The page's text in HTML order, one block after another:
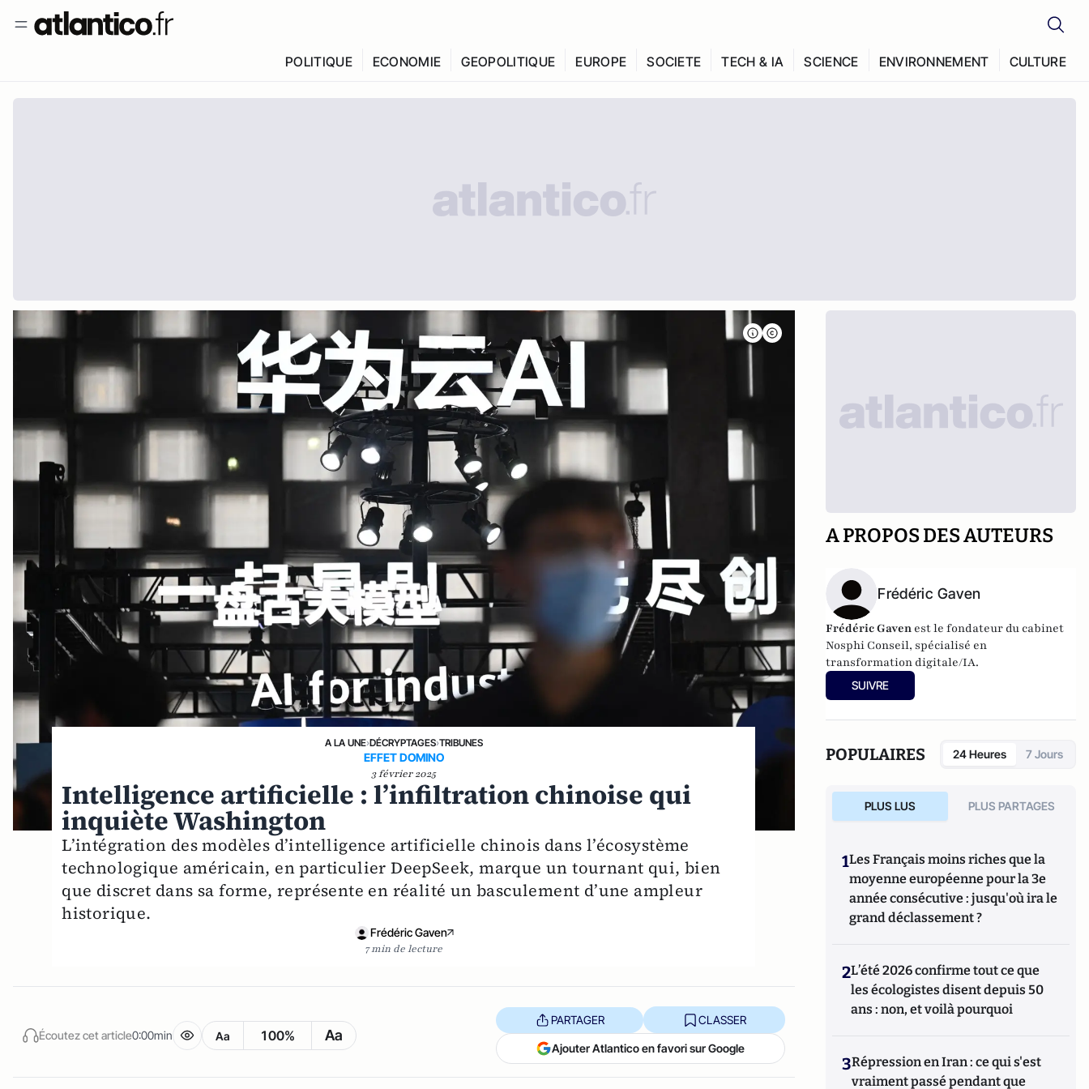
POLITIQUE ECONOMIE GEOPOLITIQUE EUROPE SOCIETE TECH & IA SCIENCE ENVIRONNEMENT CULTURE
A LA UNE›DÉCRYPTAGES›TRIBUNES
EFFET DOMINO
3 février 2025
Intelligence artificielle : l’infiltration chinoise qui
inquiète Washington
L’intégration des modèles d’intelligence artificielle chinois dans l’écosystème
technologique américain, en particulier DeepSeek, marque un tournant qui, bien
que discret dans sa forme, représente en réalité un basculement d’une ampleur
historique.
Frédéric Gaven
7 min de lecture
Écoutez cet article0:00min Aa 100% Aa
PARTAGER CLASSER
Ajouter Atlantico en favori sur Google
A PROPOS DES AUTEURS
Frédéric Gaven
Frédéric Gaven est le fondateur du cabinet
Nosphi Conseil, spécialisé en
transformation digitale/IA.
SUIVRE
POPULAIRES 24 Heures 7 Jours
PLUS LUS PLUS PARTAGES
1Les Français moins riches que la
moyenne européenne pour la 3e
année consécutive : jusqu'où ira le
grand déclassement ?
2L’été 2026 confirme tout ce que
les écologistes disent depuis 50
ans : non, et voilà pourquoi
3Répression en Iran : ce qui s'est
vraiment passé pendant que